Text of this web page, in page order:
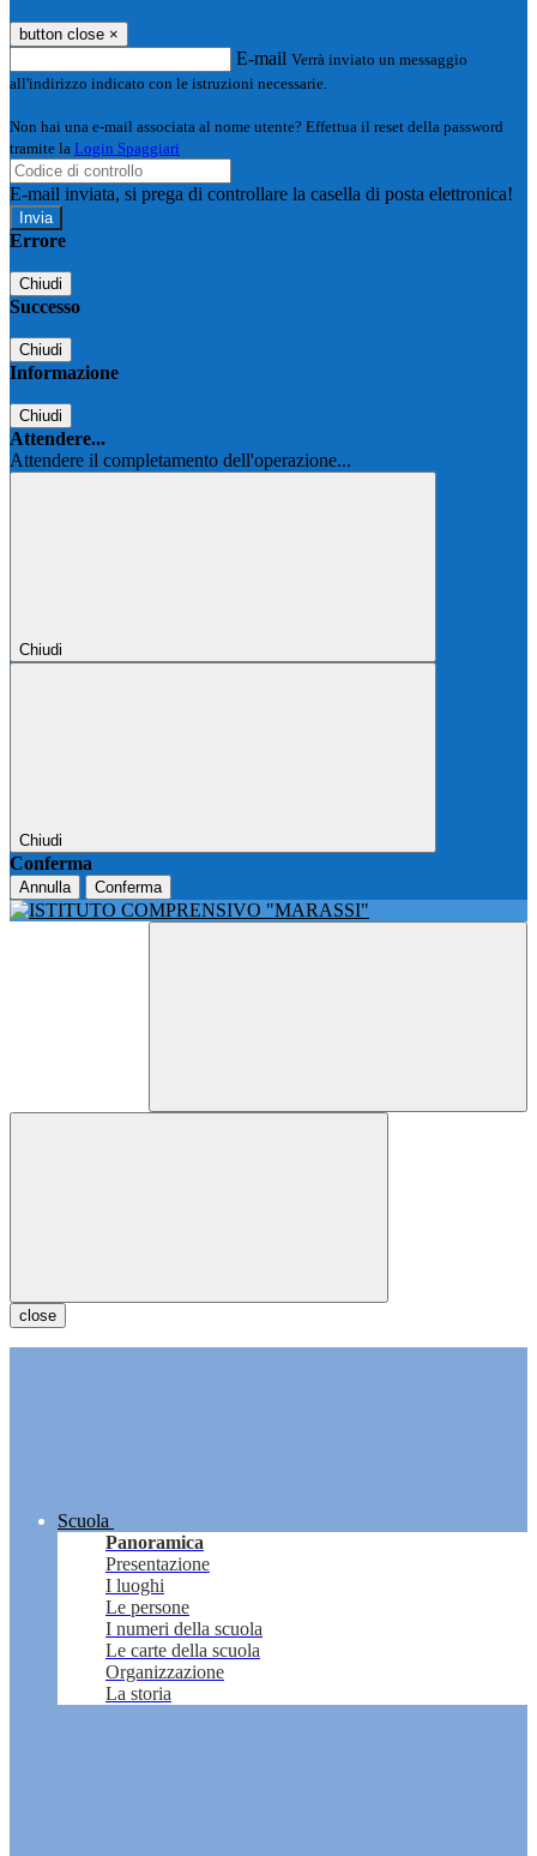
button close ×
E-mail Verrà inviato un messaggio
all'indirizzo indicato con le istruzioni necessarie.
Non hai una e-mail associata al nome utente? Effettua il reset della password
tramite la Login Spaggiari
E-mail inviata, si prega di controllare la casella di posta elettronica!
Errore
Chiudi
Successo
Chiudi
Informazione
Chiudi
Attendere...
Attendere il completamento dell'operazione...
Chiudi
Chiudi
Conferma
Annulla Conferma
close
Scuola
Panoramica
Presentazione
I luoghi
Le persone
I numeri della scuola
Le carte della scuola
Organizzazione
La storia